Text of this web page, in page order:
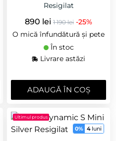
Resigilat
890 lei 1 190 lei -25%
O mică înfundătură și pete
În stoc
Livrare astăzi
ADAUGǍ ÎN COȘ
Ultimul produs
0% 4 luni